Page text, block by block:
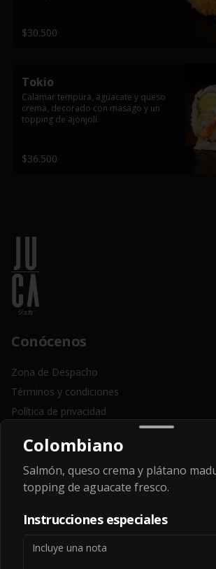
$30.500
Tokio
Calamar tempura, aguacate y queso
crema, decorado con masago y un
topping de ajonjolí.
$36.500
Conócenos
Zona de Despacho
Términos y condiciones
Política de privacidad
Redes sociales
Instagram
Facebook
Mi cuenta
Colombiano
Salmón, queso crema y plátano
topping de aguacate fresco.
Instrucciones especiales